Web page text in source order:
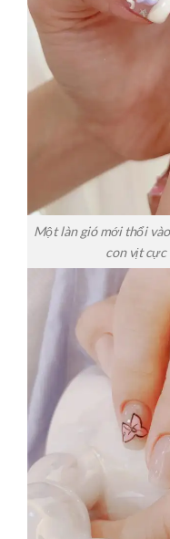
Một làn gió mới thổi
con vịt cực